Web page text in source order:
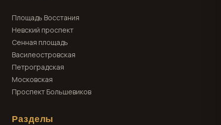
Площадь Восстания
Невский проспект
Сенная площадь
Василеостровская
Петроградская
Московская
Проспект Большевиков
Разделы